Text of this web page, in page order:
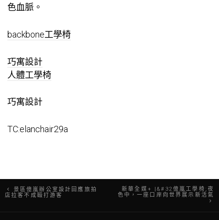
色血脈。
backbone工學椅
巧寓設計
人體工學椅
巧寓設計
TC:elanchair29a
文景區億嵐辦公室設計回應旅拍
店拉客不成毆打游客
新華全媒+ |&#32億嵐工學椅;夜
色中，一座口岸向世界展示新活氣